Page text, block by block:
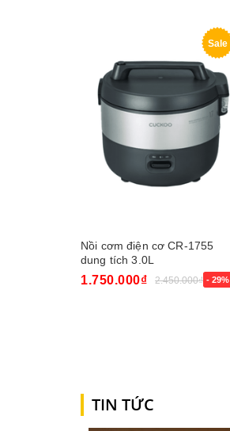
Sale
Nồi cơm điện cơ CR-1755
dung tích 3.0L
1.750.000₫ 2.450.000₫ - 29%
TIN TỨC